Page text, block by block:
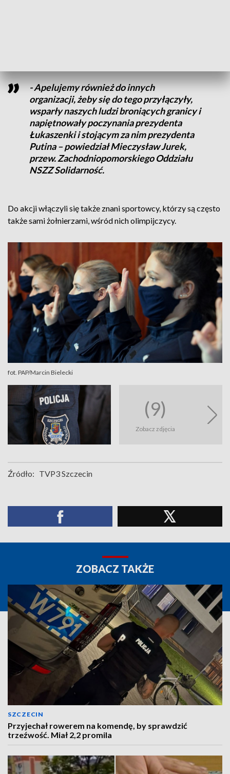
- Apelujemy również do innych
organizacji, żeby się do tego przyłączyły,
wsparły naszych ludzi broniących granicy i
napiętnowały poczynania prezydenta
Łukaszenki i stojącym za nim prezydenta
Putina – powiedział Mieczysław Jurek,
przew. Zachodniopomorskiego Oddziału
NSZZ Solidarność.
Do akcji włączyli się także znani sportowcy, którzy są często
także sami żołnierzami, wśród nich olimpijczycy.
fot. PAP/Marcin Bielecki
(9)
Zobacz zdjęcia
Źródło: TVP3 Szczecin
ZOBACZ TAKŻE
SZCZECIN
Przyjechał rowerem na komendę, by sprawdzić
trzeźwość. Miał 2,2 promila